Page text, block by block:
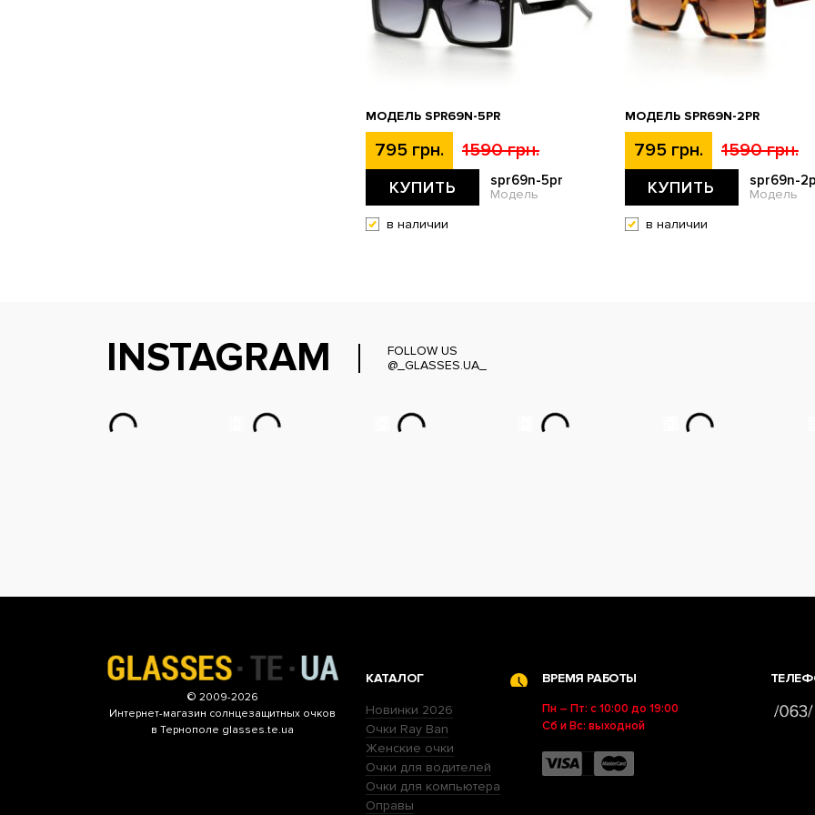
МОДЕЛЬ SPR69N-5PR
795 грн. 1590 грн.
КУПИТЬ spr69n-5pr
Модель
в наличии
МОДЕЛЬ SPR69N-2PR
795 грн. 1590 грн.
КУПИТЬ spr69n-
Модель
в наличии
INSTAGRAM
FOLLOW US
@_GLASSES.UA_
© 2009-2026
Интернет-магазин солнцезащитных очков
в Тернополе glasses.te.ua
КАТАЛОГ
Новинки 2026
Очки Ray Ban
Женские очки
Очки для водителей
Очки для компьютера
Оправы
ВРЕМЯ РАБОТЫ
Пн – Пт: с 10:00 до 19:00
Сб и Вс: выходной